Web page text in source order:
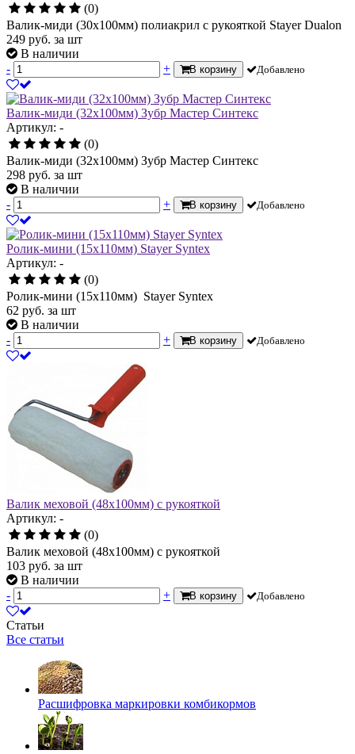
(0)
Валик-миди (30х100мм) полиакрил с рукояткой Stayer Dualon
249 руб. за шт
В наличии
-
+ В корзину Добавлено
Валик-миди (32х100мм) Зубр Мастер Синтекс
Артикул: -
(0)
Валик-миди (32х100мм) Зубр Мастер Синтекс
298 руб. за шт
В наличии
-
+ В корзину Добавлено
Ролик-мини (15х110мм) Stayer Syntex
Артикул: -
(0)
Ролик-мини (15х110мм) Stayer Syntex
62 руб. за шт
В наличии
-
+ В корзину Добавлено
Валик меховой (48х100мм) с рукояткой
Артикул: -
(0)
Валик меховой (48х100мм) с рукояткой
103 руб. за шт
В наличии
-
+ В корзину Добавлено
Статьи
Все статьи
Расшифровка маркировки комбикормов